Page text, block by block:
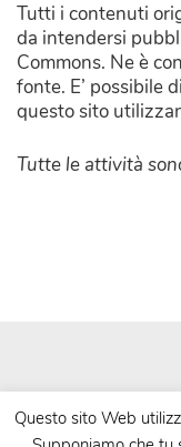
Tutti i contenuti
da intendersi
Commons. Ne è
fonte. E’ possibile
questo sito
Tutte le attività
Questo sito Web